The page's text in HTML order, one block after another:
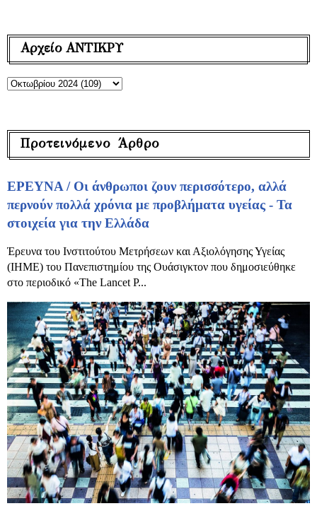
Αρχείο ΑΝΤΙΚΡΥ
Προτεινόμενο Άρθρο
ΕΡΕΥΝΑ / Οι άνθρωποι ζουν περισσότερο, αλλά
περνούν πολλά χρόνια με προβλήματα υγείας - Τα
στοιχεία για την Ελλάδα
Έρευνα του Ινστιτούτου Μετρήσεων και Αξιολόγησης Υγείας
(IHME) του Πανεπιστημίου της Ουάσιγκτον που δημοσιεύθηκε
στο περιοδικό «The Lancet P...